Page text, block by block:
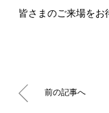
皆さまのご来場をお
前の記事へ